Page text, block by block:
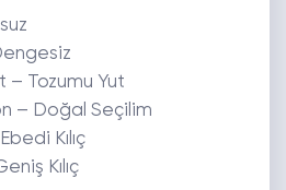
– Tozumu Yut
– Doğal Seçilim
Kılıç
Kılıç